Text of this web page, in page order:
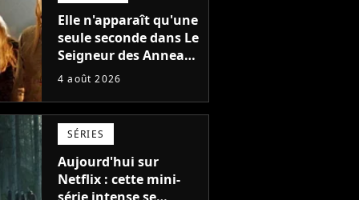
Elle n'apparaît qu'une
seule seconde dans Le
Seigneur des Anneaux
: avez-vous reconnu
cinéma dans la saga ?
4 août 2026
SÉRIES
Aujourd'hui sur
Netflix : cette mini-